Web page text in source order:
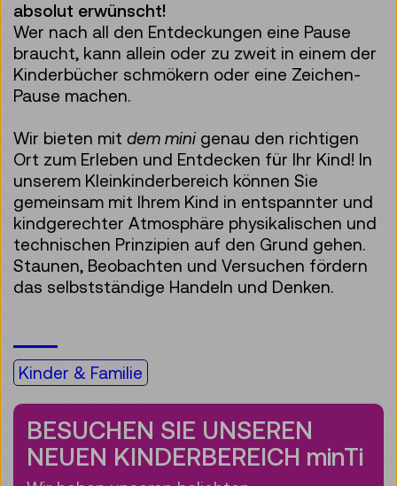
absolut erwünscht!
Wer nach all den Entdeckungen eine Pause
braucht, kann allein oder zu zweit in einem der
Kinderbücher schmökern oder eine Zeichen-
Pause machen.
Wir bieten mit dem mini genau den richtigen
Ort zum Erleben und Entdecken für Ihr Kind! In
unserem Kleinkinderbereich können Sie
gemeinsam mit Ihrem Kind in entspannter und
kindgerechter Atmosphäre physikalischen und
technischen Prinzipien auf den Grund gehen.
Staunen, Beobachten und Versuchen fördern
das selbstständige Handeln und Denken.
Kinder & Familie
BESUCHEN SIE UNSEREN
NEUEN KINDERBEREICH minTi